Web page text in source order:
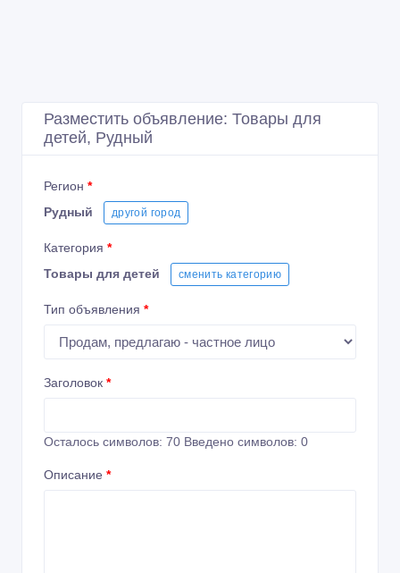
Разместить объявление: Товары для
детей, Рудный
Регион *
Рудный
другой город
Категория *
Товары для детей
сменить категорию
Тип объявления *
Заголовок *
Осталось символов: 70 Введено символов: 0
Описание *